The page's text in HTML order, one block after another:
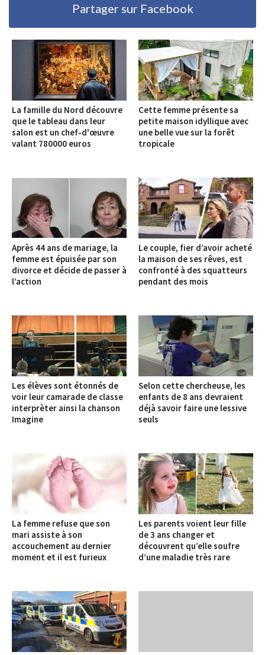
Partager sur Facebook
La famille du Nord découvre
que le tableau dans leur
salon est un chef-d'œuvre
valant 780000 euros
Cette femme présente sa
petite maison idyllique avec
une belle vue sur la forêt
tropicale
Après 44 ans de mariage, la
femme est épuisée par son
divorce et décide de passer à
l’action
Le couple, fier d’avoir acheté
la maison de ses rêves, est
confronté à des squatteurs
pendant des mois
Les élèves sont étonnés de
voir leur camarade de classe
interprèter ainsi la chanson
Imagine
Selon cette chercheuse, les
enfants de 8 ans devraient
déjà savoir faire une lessive
seuls
La femme refuse que son
mari assiste à son
accouchement au dernier
moment et il est furieux
Les parents voient leur fille
de 3 ans changer et
découvrent qu’elle soufre
d’une maladie très rare